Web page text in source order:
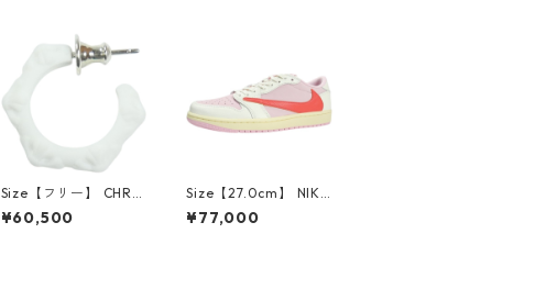
Size【フリー】 CHRO
ME HEARTS クロム・
ハーツ CH Cross SING
¥60,500
Size【27.0cm】 NIKE
ナイキ ×Travis Scott
AIR JORDAN 1 LOW
¥77,000